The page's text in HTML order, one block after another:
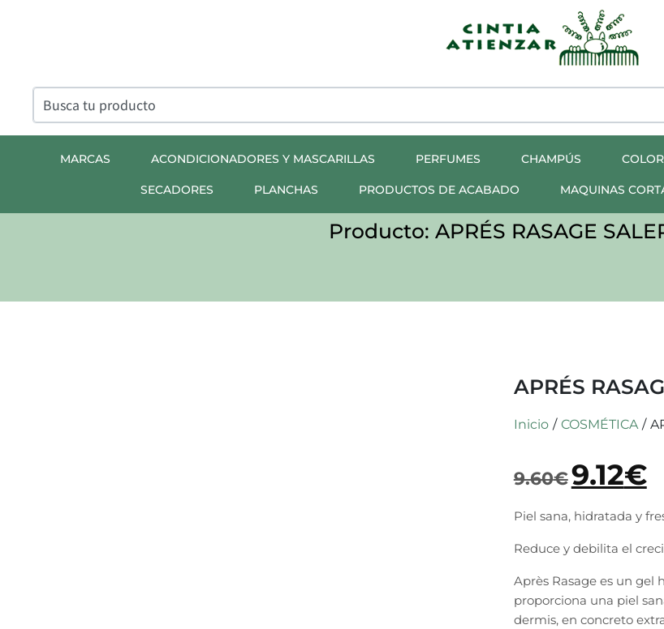
MARCAS ACONDICIONADORES Y MASCARILLAS PERFUMES CHAMPÚS
SECADORES PLANCHAS PRODUCTOS DE ACABADO MAQUINAS
Producto: APRÉS RASAGE
APRÉS
Inicio / COSMÉTICA /
9.60€9.12€
Piel sana, hidratada y
Reduce y debilita el
Après Rasage es un gel
proporciona una piel
dermis, en concreto